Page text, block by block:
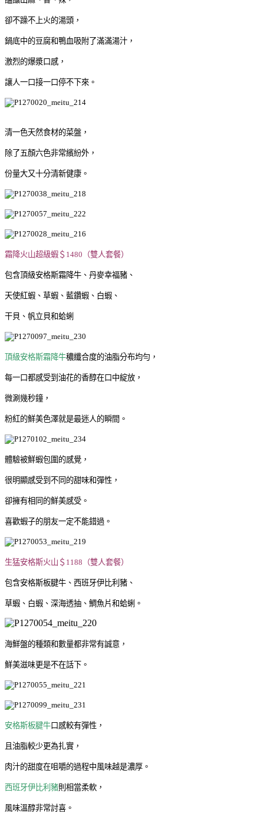
卻不躁不上火的湯頭，
鍋底中的豆腐和鴨血吸附了滿滿湯汁，
激烈的爆漿口感，
讓人一口接一口停不下來。
清一色天然食材的菜盤，
除了五顏六色非常繽紛外，
份量大又十分清新健康。
霜降火山超級蝦＄1480（雙人套餐）
包含頂級安格斯霜降牛、丹麥幸福豬、
天使紅蝦、草蝦、藍鑽蝦、白蝦、
干貝、帆立貝和蛤蜊
頂級安格斯霜降牛穠纖合度的油脂分布均勻，
每一口都感受到油花的香醇在口中綻放，
微涮幾秒鐘，
粉紅的鮮美色澤就是最迷人的瞬間。
體驗被鮮蝦包圍的感覺，
很明顯感受到不同的甜味和彈性，
卻擁有相同的鮮美感受。
喜歡蝦子的朋友一定不能錯過。
生猛安格斯火山＄1188（雙人套餐）
包含安格斯板腱牛、西班牙伊比利豬、
草蝦、白蝦、深海透抽、鯛魚片和蛤蜊。
海鮮盤的種類和數量都非常有誠意，
鮮美滋味更是不在話下。
安格斯板腱牛口感較有彈性，
且油脂較少更為扎實，
肉汁的甜度在咀嚼的過程中風味越是濃厚。
西班牙伊比利豬則相當柔軟，
風味溫醇非常討喜。